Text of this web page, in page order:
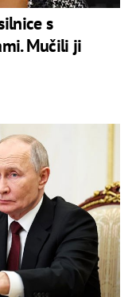
s
Mučili ji